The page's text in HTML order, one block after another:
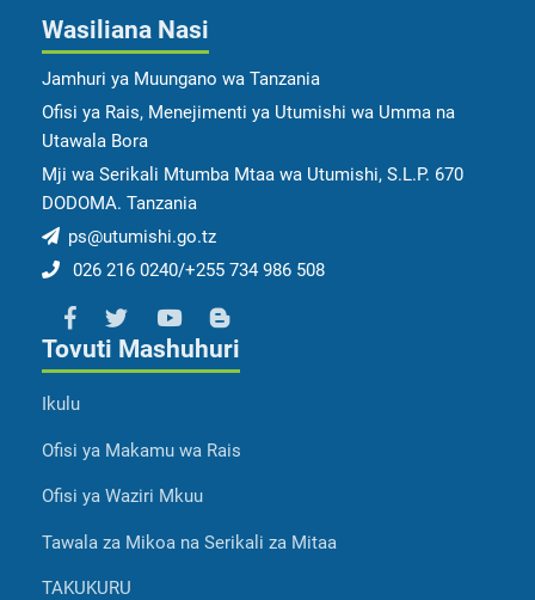
Wasiliana Nasi
Jamhuri ya Muungano wa Tanzania
Ofisi ya Rais, Menejimenti ya Utumishi wa Umma na
Utawala Bora
Mji wa Serikali Mtumba Mtaa wa Utumishi, S.L.P. 670
DODOMA. Tanzania
ps@utumishi.go.tz
026 216 0240/+255 734 986 508
Tovuti Mashuhuri
Ikulu
Ofisi ya Makamu wa Rais
Ofisi ya Waziri Mkuu
Tawala za Mikoa na Serikali za Mitaa
TAKUKURU